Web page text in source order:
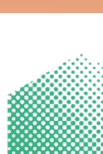
effectuer une